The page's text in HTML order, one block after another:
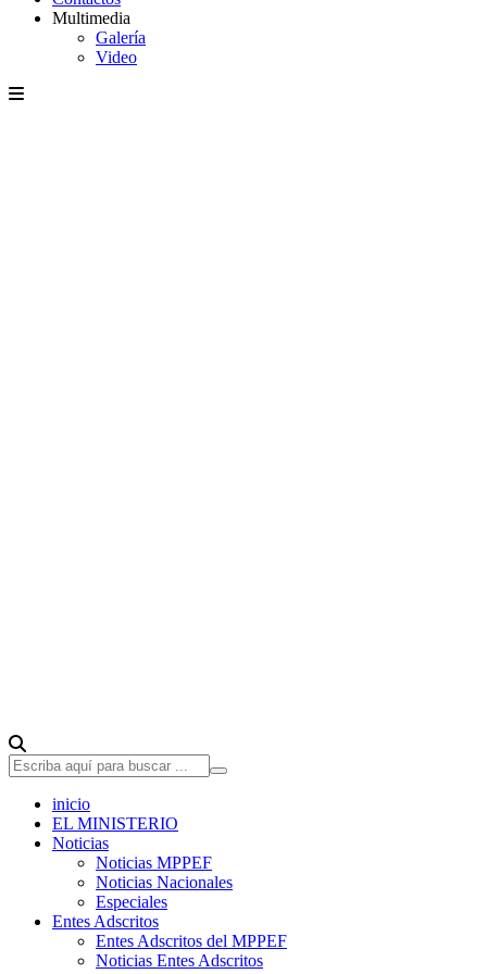
Multimedia
Galería
Video
inicio
EL MINISTERIO
Noticias
Noticias MPPEF
Noticias Nacionales
Especiales
Entes Adscritos
Entes Adscritos del MPPEF
Noticias Entes Adscritos